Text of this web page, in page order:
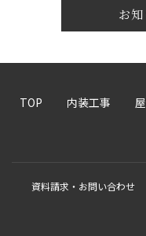
お
TOP 内装工事
資料請求・お問い合わせ